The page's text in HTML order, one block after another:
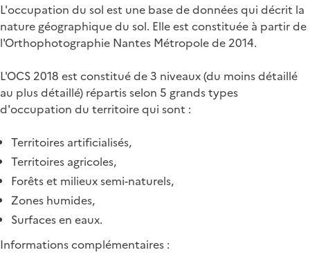
L'occupation du sol est une base de données qui décrit la
nature géographique du sol. Elle est constituée à partir de
l'Orthophotographie Nantes Métropole de 2014.
L'OCS 2018 est constitué de 3 niveaux (du moins détaillé
au plus détaillé) répartis selon 5 grands types
d'occupation du territoire qui sont :
Territoires artificialisés,
Territoires agricoles,
Forêts et milieux semi-naturels,
Zones humides,
Surfaces en eaux.
Informations complémentaires :